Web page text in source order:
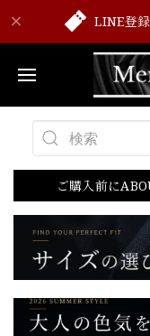
LINE登
ご購入前に